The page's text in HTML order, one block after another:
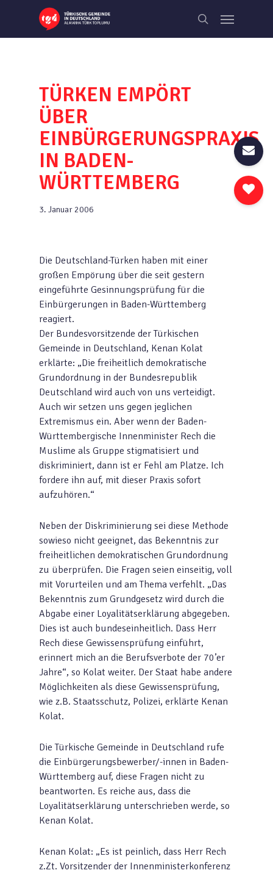
main
search
Menu
TÜRKEN EMPÖRT
ÜBER
EINBÜRGERUNGSPRAXIS
IN BADEN-
WÜRTTEMBERG
3. Januar 2006
Die Deutschland-Türken haben mit einer
großen Empörung über die seit gestern
eingeführte Gesinnungsprüfung für die
Einbürgerungen in Baden-Württemberg
reagiert.
Der Bundesvorsitzende der Türkischen
Gemeinde in Deutschland, Kenan Kolat
erklärte: „Die freiheitlich demokratische
Grundordnung in der Bundesrepublik
Deutschland wird auch von uns verteidigt.
Auch wir setzen uns gegen jeglichen
Extremismus ein. Aber wenn der Baden-
Württembergische Innenminister Rech die
Muslime als Gruppe stigmatisiert und
diskriminiert, dann ist er Fehl am Platze. Ich
fordere ihn auf, mit dieser Praxis sofort
aufzuhören.“
Neben der Diskriminierung sei diese Methode
sowieso nicht geeignet, das Bekenntnis zur
freiheitlichen demokratischen Grundordnung
zu überprüfen. Die Fragen seien einseitig, voll
mit Vorurteilen und am Thema verfehlt. „Das
Bekenntnis zum Grundgesetz wird durch die
Abgabe einer Loyalitätserklärung abgegeben.
Dies ist auch bundeseinheitlich. Dass Herr
Rech diese Gewissensprüfung einführt,
erinnert mich an die Berufsverbote der 70’er
Jahre“, so Kolat weiter. Der Staat habe andere
Möglichkeiten als diese Gewissensprüfung,
wie z.B. Staatsschutz, Polizei, erklärte Kenan
Kolat.
Die Türkische Gemeinde in Deutschland rufe
die Einbürgerungsbewerber/-innen in Baden-
Württemberg auf, diese Fragen nicht zu
beantworten. Es reiche aus, dass die
Loyalitätserklärung unterschrieben werde, so
Kenan Kolat.
Kenan Kolat: „Es ist peinlich, dass Herr Rech
z.Zt. Vorsitzender der Innenminister­konferenz